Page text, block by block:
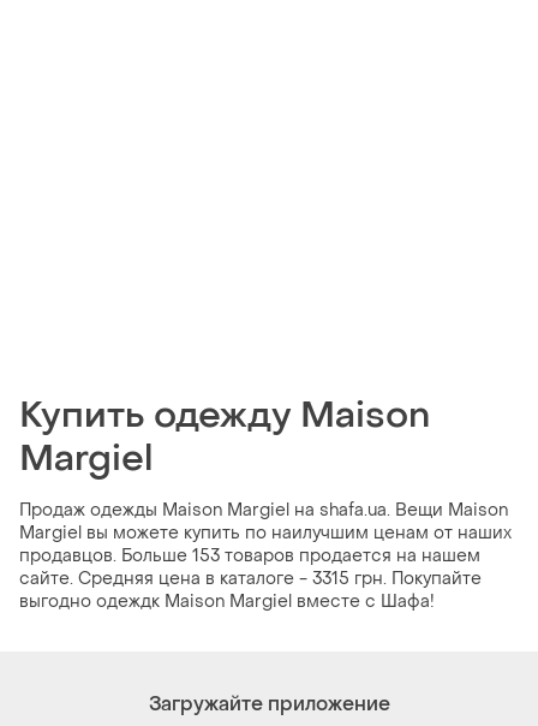
Купить одежду Maison
Margiel
Продаж одежды Maison Margiel на shafa.ua. Вещи Maison
Margiel вы можете купить по наилучшим ценам от наших
продавцов. Больше 153 товаров продается на нашем
сайте. Средняя цена в каталоге - 3315 грн. Покупайте
выгодно одеждк Maison Margiel вместе с Шафа!
Загружайте приложение